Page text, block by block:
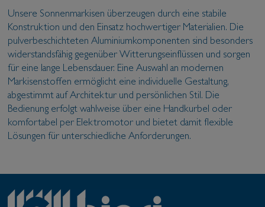
Unsere Sonnenmarkisen überzeugen durch eine stabile
Konstruktion und den Einsatz hochwertiger Materialien. Die
pulverbeschichteten Aluminiumkomponenten sind besonders
widerstandsfähig gegenüber Witterungseinflüssen und sorgen
für eine lange Lebensdauer. Eine Auswahl an modernen
Markisenstoffen ermöglicht eine individuelle Gestaltung,
abgestimmt auf Architektur und persönlichen Stil. Die
Bedienung erfolgt wahlweise über eine Handkurbel oder
komfortabel per Elektromotor und bietet damit flexible
Lösungen für unterschiedliche Anforderungen.